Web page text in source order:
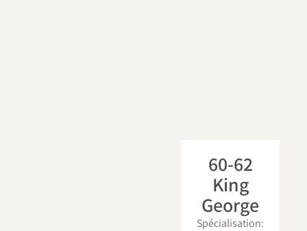
60-62
King
George
Spécialisation: